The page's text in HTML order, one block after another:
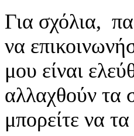
Για σχόλια,
να
μου είναι
αλλαχθούν τα
μπορείτε να